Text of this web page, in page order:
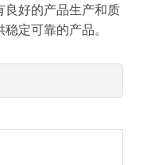
良好的产品生产和质
定可靠的产品。